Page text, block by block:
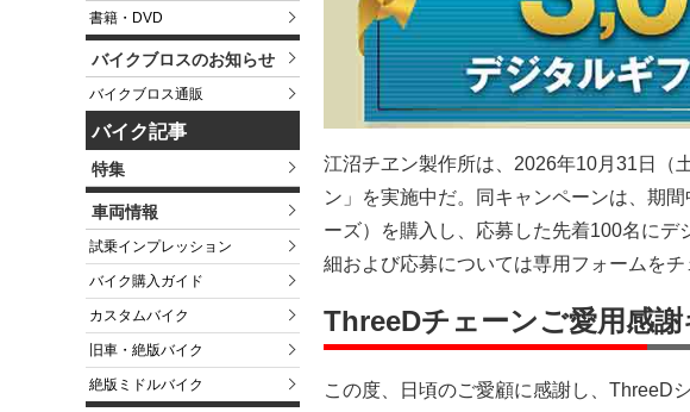
書籍・DVD
バイクブロスのお知らせ
バイクブロス通販
バイク記事
特集
車両情報
試乗インプレッション
バイク購入ガイド
カスタムバイク
旧車・絶版バイク
絶版ミドルバイク
江沼チヱン製作所は、2026年10月31日（
ン」を実施中だ。同キャンペーンは、期
ーズ）を購入し、応募した先着100名に
細および応募については専用フォームをチ
ThreeDチェーンご愛用感
この度、日頃のご愛顧に感謝し、ThreeD